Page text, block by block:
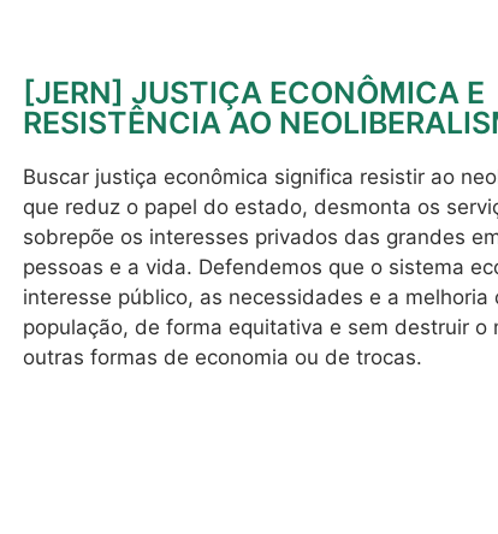
[JERN] JUSTIÇA ECONÔMICA E
RESISTÊNCIA AO
Buscar justiça econômica significa resistir ao
que reduz o papel do estado, desmonta os
sobrepõe os interesses privados das grandes
pessoas e a vida. Defendemos que o sistema
interesse público, as necessidades e a
população, de forma equitativa e sem destruir o
outras formas de economia ou de trocas.